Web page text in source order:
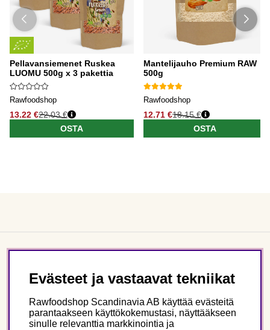
Pellavansiemenet Ruskea
LUOMU 500g x 3 pakettia
Rawfoodshop
13.22 €22.03 €
OSTA
Mantelijauho Premium RAW
500g
Rawfoodshop
12.71 €18.15 €
OSTA
Evästeet ja vastaavat tekniikat
Rawfoodshop Scandinavia AB käyttää evästeitä
parantaakseen käyttökokemustasi, näyttääkseen
sinulle relevanttia markkinointia ja